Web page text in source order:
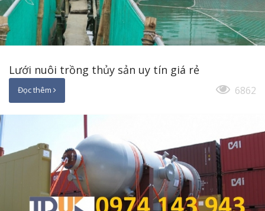
Lưới nuôi trồng thủy sản uy tín giá rẻ
Đọc thêm 6862